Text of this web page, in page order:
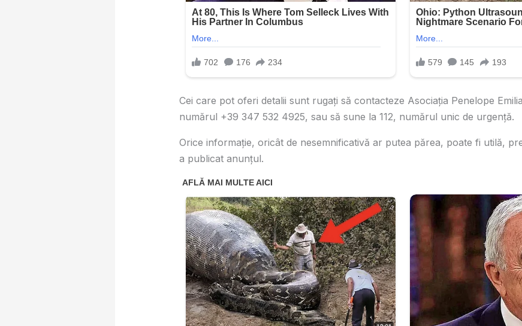
Cei care pot oferi detalii sunt rugați să contacteze Asociația Penelope
numărul +39 347 532 4925, sau să sune la 112, numărul unic de urgență.
Orice informație, oricât de nesemnificativă ar putea părea, poate fi utilă,
a publicat anunțul.